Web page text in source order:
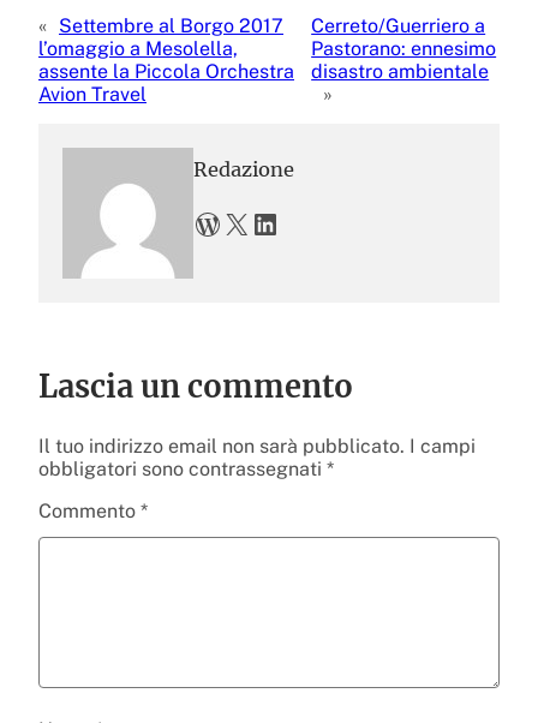
« Settembre al Borgo 2017
l’omaggio a Mesolella,
assente la Piccola Orchestra
Avion Travel
Cerreto/Guerriero a
Pastorano: ennesimo
disastro ambientale
»
Redazione
WordPress X LinkedIn
Lascia un commento
Il tuo indirizzo email non sarà pubblicato. I campi
obbligatori sono contrassegnati *
Commento *